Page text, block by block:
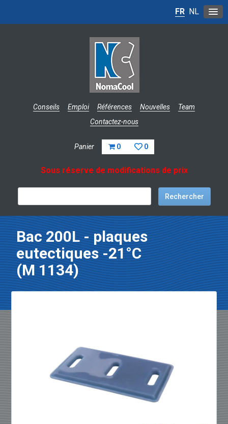
Conseils Emploi Références Nouvelles
Team
Contactez-nous
Panier 0 0
FR NL
Sous réserve de modifications de prix
Bac 200L - plaques
eutectiques -21°C
(M 1134)